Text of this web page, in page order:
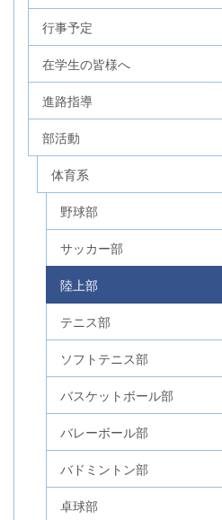
行事予定
在学生の皆様へ
進路指導
部活動
体育系
野球部
サッカー部
陸上部
テニス部
ソフトテニス部
バスケットボール部
バレーボール部
バドミントン部
卓球部